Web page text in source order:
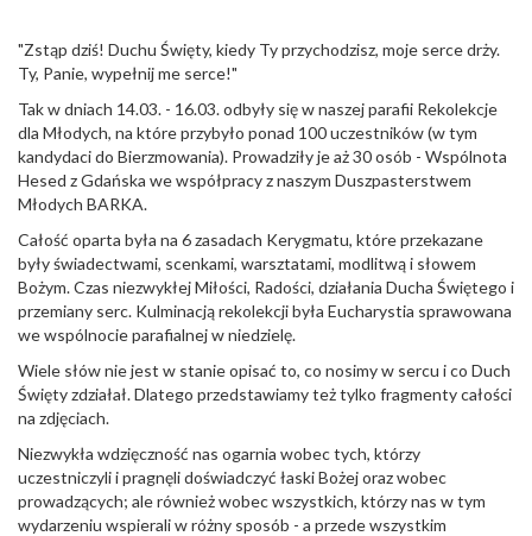
"Zstąp dziś! Duchu Święty, kiedy Ty przychodzisz, moje serce drży.
Ty, Panie, wypełnij me serce!"
Tak w dniach 14.03. - 16.03. odbyły się w naszej parafii Rekolekcje
dla Młodych, na które przybyło ponad 100 uczestników (w tym
kandydaci do Bierzmowania). Prowadziły je aż 30 osób - Wspólnota
Hesed z Gdańska we współpracy z naszym Duszpasterstwem
Młodych BARKA.
Całość oparta była na 6 zasadach Kerygmatu, które przekazane
były świadectwami, scenkami, warsztatami, modlitwą i słowem
Bożym. Czas niezwykłej Miłości, Radości, działania Ducha Świętego i
przemiany serc. Kulminacją rekolekcji była Eucharystia sprawowana
we wspólnocie parafialnej w niedzielę.
Wiele słów nie jest w stanie opisać to, co nosimy w sercu i co Duch
Święty zdziałał. Dlatego przedstawiamy też tylko fragmenty całości
na zdjęciach.
Niezwykła wdzięczność nas ogarnia wobec tych, którzy
uczestniczyli i pragnęli doświadczyć łaski Bożej oraz wobec
prowadzących; ale również wobec wszystkich, którzy nas w tym
wydarzeniu wspierali w różny sposób - a przede wszystkim